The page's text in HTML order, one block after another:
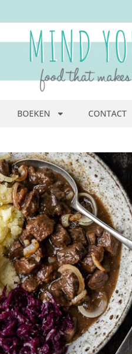
BOEKEN CONTACT